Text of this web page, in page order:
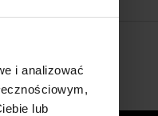
i analizować
lub